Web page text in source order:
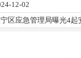
12-02
区应急管理局曝光4起